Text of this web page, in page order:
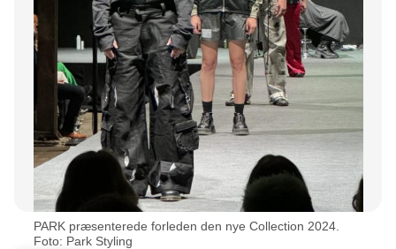
PARK præsenterede forleden den nye Collection 2024.
Foto: Park Styling